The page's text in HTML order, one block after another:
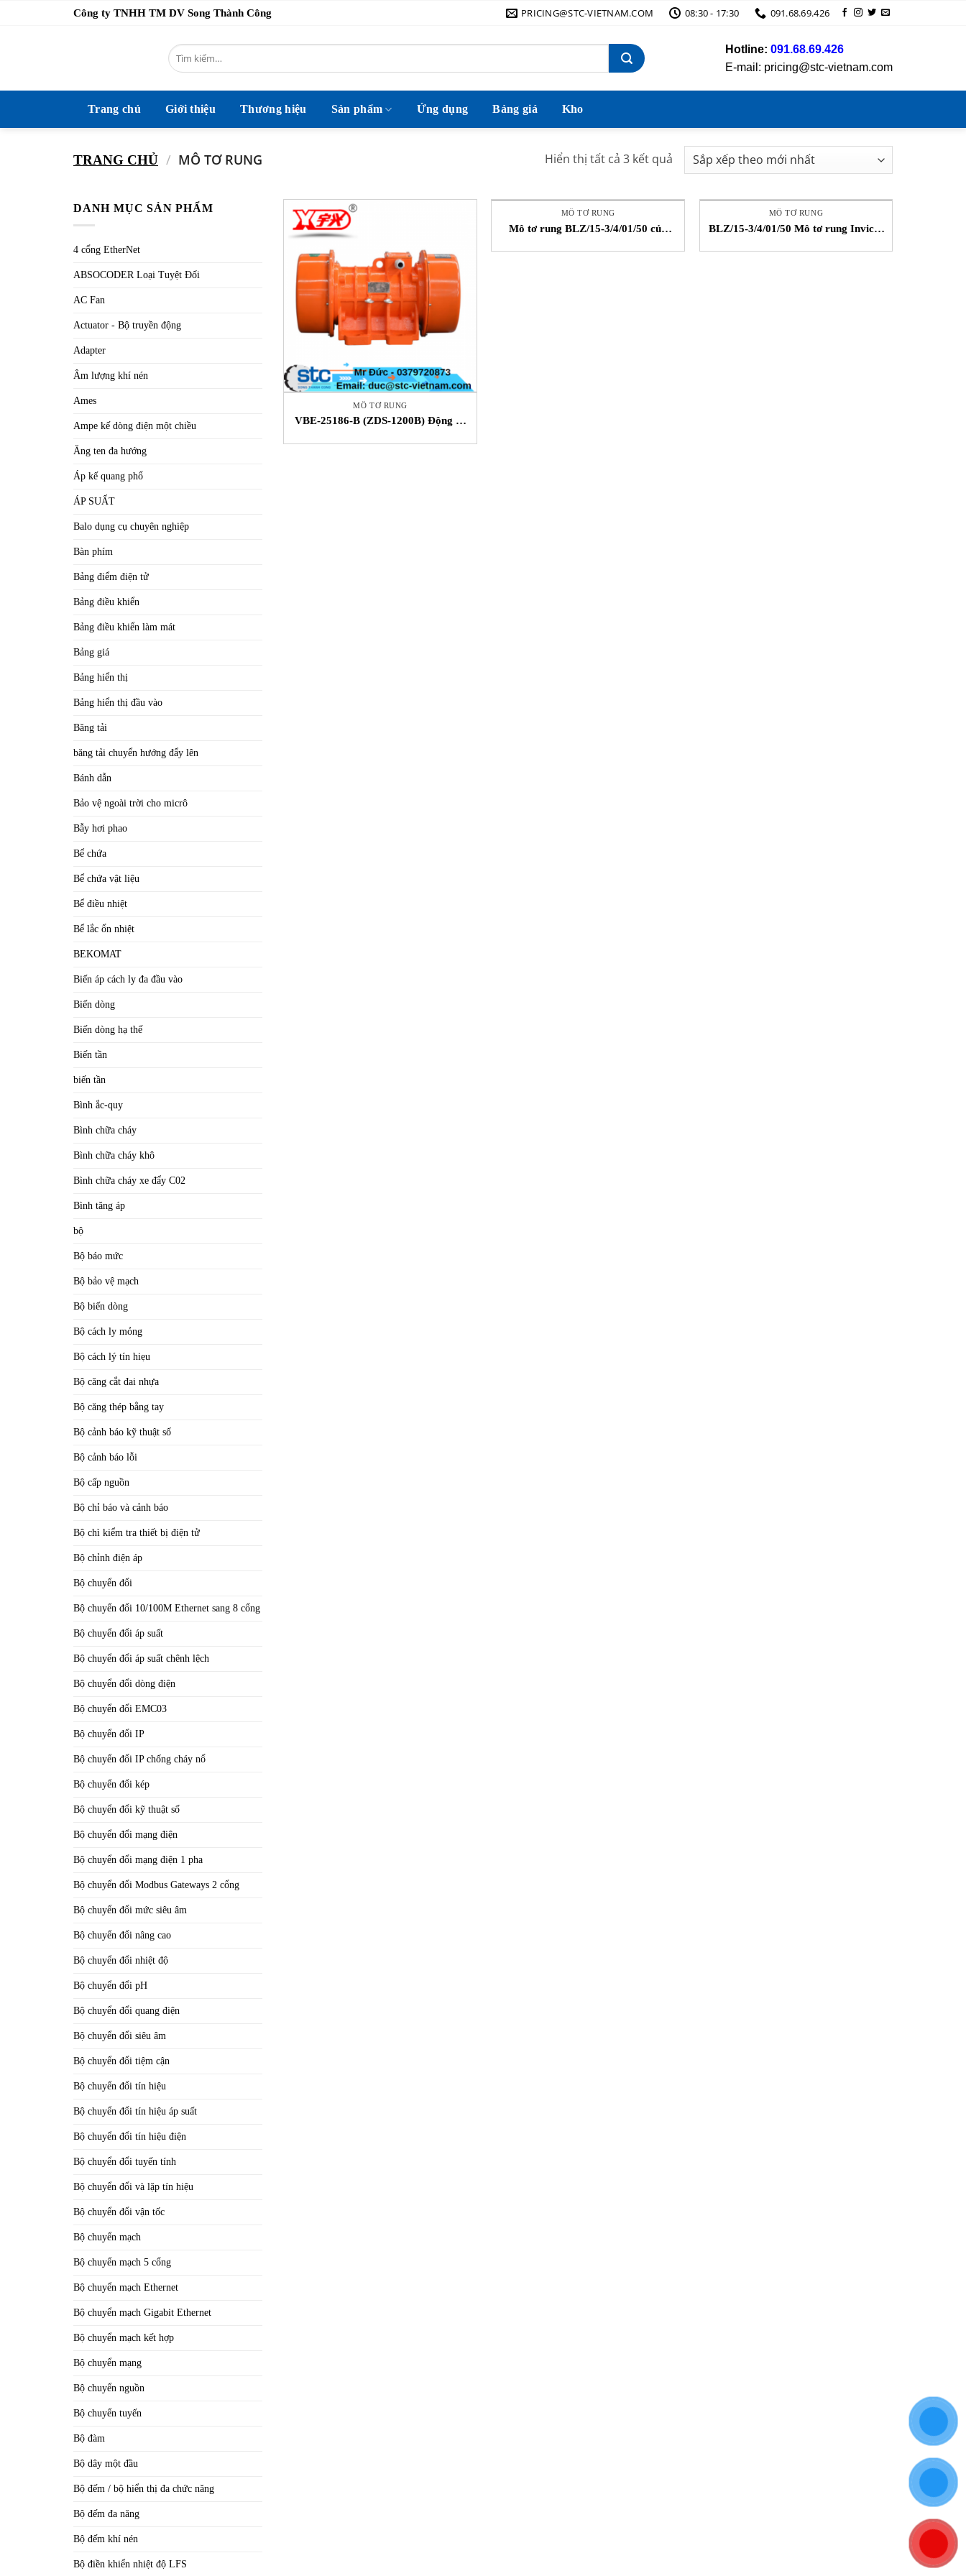
Công ty TNHH TM DV Song Thành Công PRICING@STC-VIETNAM.COM 08:30 - 17:30 091.68.69.426
Tìm
kiếm:
Hotline: 091.68.69.426
E-mail: pricing@stc-vietnam.com
Trang chủ Giới thiệu Thương hiệu Sản phẩm Ứng dụng Bảng giá Kho
TRANG CHỦ / MÔ TƠ RUNG Hiển thị tất cả 3 kết quảĐã
sắp
nhất
DANH MỤC SẢN PHẨM
4 cổng EtherNet
ABSOCODER Loại Tuyệt Đối
AC Fan
Actuator - Bộ truyền động
Adapter
Âm lượng khí nén
Ames
Ampe kế dòng điện một chiều
Ăng ten đa hướng
Áp kế quang phổ
ÁP SUẤT
Balo dụng cụ chuyên nghiệp
Bàn phím
Bảng điểm điện tử
Bảng điều khiển
Bảng điều khiển làm mát
Bảng giá
Bảng hiển thị
Bảng hiển thị đầu vào
Băng tải
băng tải chuyển hướng đẩy lên
Bánh dẫn
Bảo vệ ngoài trời cho micrô
Bẫy hơi phao
Bể chứa
Bể chứa vật liệu
Bể điều nhiệt
Bể lắc ổn nhiệt
BEKOMAT
Biến áp cách ly đa đầu vào
Biến dòng
Biến dòng hạ thế
Biến tần
biến tần
Bình ắc-quy
Bình chữa cháy
Bình chữa cháy khô
Bình chữa cháy xe đẩy C02
Bình tăng áp
bộ
Bộ báo mức
Bộ bảo vệ mạch
Bộ biến dòng
Bộ cách ly mỏng
Bộ cách lý tín hiẹu
Bộ căng cắt đai nhựa
Bộ căng thép bằng tay
Bộ cảnh báo kỹ thuật số
Bộ cảnh báo lỗi
Bộ cấp nguồn
Bộ chỉ báo và cảnh báo
Bộ chì kiểm tra thiết bị điện tử
Bộ chỉnh điện áp
Bộ chuyển đổi
Bộ chuyển đổi 10/100M Ethernet sang 8 cổng
Bộ chuyển đổi áp suất
Bộ chuyển đổi áp suất chênh lệch
Bộ chuyển đổi dòng điện
Bộ chuyển đổi EMC03
Bộ chuyển đổi IP
Bộ chuyển đổi IP chống cháy nổ
Bộ chuyển đổi kép
Bộ chuyển đổi kỹ thuật số
Bộ chuyển đổi mạng điện
Bộ chuyển đổi mạng điện 1 pha
Bộ chuyển đổi Modbus Gateways 2 cổng
Bộ chuyển đổi mức siêu âm
Bộ chuyển đổi nâng cao
Bộ chuyển đổi nhiệt độ
Bộ chuyển đổi pH
Bộ chuyển đổi quang điện
Bộ chuyển đổi siêu âm
Bộ chuyển đổi tiệm cận
Bộ chuyển đổi tín hiệu
Bộ chuyển đổi tín hiệu áp suất
Bộ chuyển đổi tín hiệu điện
Bộ chuyển đổi tuyến tính
Bộ chuyển đổi và lặp tín hiệu
Bộ chuyển đổi vận tốc
Bộ chuyển mạch
Bộ chuyển mạch 5 cổng
Bộ chuyển mạch Ethernet
Bộ chuyển mạch Gigabit Ethernet
Bộ chuyển mạch kết hợp
Bộ chuyển mạng
Bộ chuyển nguồn
Bộ chuyển tuyến
Bộ đàm
Bộ dây một đầu
Bộ đếm / bộ hiển thị đa chức năng
Bộ đếm đa năng
Bộ đếm khí nén
Bộ điền khiển nhiệt độ LFS
MÔ TƠ RUNG
VBE-25186-B (ZDS-1200B) Động cơ
MÔ TƠ RUNG
Mô tơ rung BLZ/15-3/4/01/50 của
UNIT BLZ/15-3/4/01/50 400V STC
MÔ TƠ RUNG
BLZ/15-3/4/01/50 Mô tơ rung Invicta